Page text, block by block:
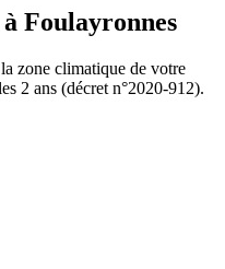
Foulayronnes
zone climatique de votre
2 ans (décret n°2020-912).